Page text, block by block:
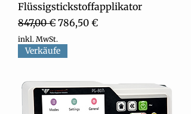
Flüssigstickstoffapplikator
Standardpreis
847,00 € Sale-Preis
786,50 €
inkl. MwSt.
Verkäufe